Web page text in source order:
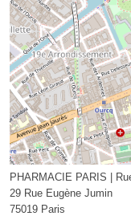
PHARMACIE PARIS |
29 Rue Eugène Jumin
75019 Paris